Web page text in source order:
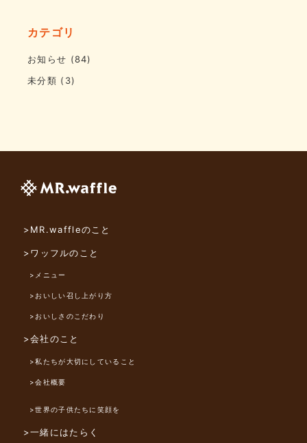
カテゴリ
お知らせ (84)
未分類 (3)
>MR.waffleのこと
>ワッフルのこと
>メニュー
>おいしい召し上がり方
>おいしさのこだわり
>会社のこと
>私たちが大切にしていること
>会社概要
>世界の子供たちに笑顔を
>一緒にはたらく